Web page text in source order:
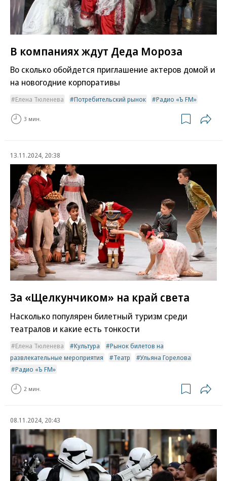
В компаниях ждут Деда Мороза
Во сколько обойдется приглашение актеров домой и
на новогодние корпоративы
Елена Тюленева Потребительский рынок Радио «Ъ FM»
3 мин.
13.11.2024, 20:38
За «Щелкунчиком» на край света
Насколько популярен билетный туризм среди
театралов и какие есть тонкости
Елена Тюленева Культура
Рынок билетов на
развлекательные мероприятия
Театр
Ульяна Горелова
Радио «Ъ FM»
2 мин.
08.11.2024, 20:43